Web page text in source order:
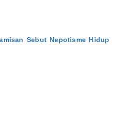
Sebut Nepotisme Hidup